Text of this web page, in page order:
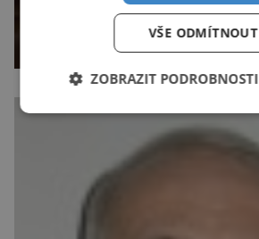
VŠE ODMÍTNOUT
ZOBRAZIT PODROBNOSTI